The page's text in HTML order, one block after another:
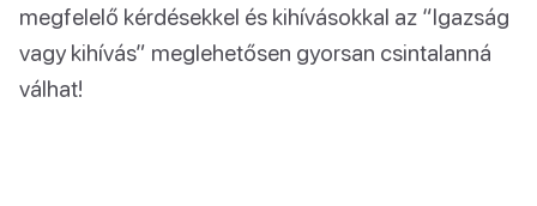
megfelelő kérdésekkel és kihívásokkal az “Igazság
vagy kihívás” meglehetősen gyorsan csintalanná
válhat!